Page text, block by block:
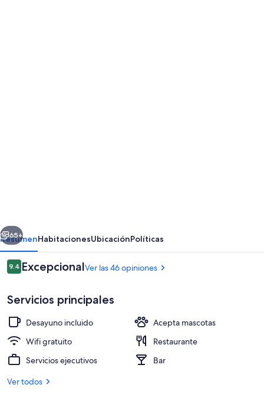
Vista frontal de la propiedad
Siguiente
65+
ResumenHabitacionesUbicaciónPolíticas
Opiniones
9.49.4 de 10,
ExcepcionalVer las 46 opiniones
Servicios principales
Desayuno incluido
Acepta mascotas
Wifi gratuito
Restaurante
Servicios ejecutivos
Bar
Ver todos